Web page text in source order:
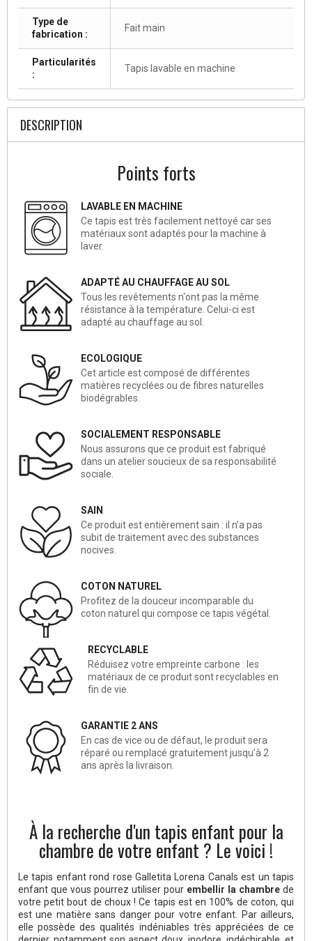
Type de
fabrication :
Fait main
Particularités
:
Tapis lavable en machine
DESCRIPTION
Points forts
LAVABLE EN MACHINE
Ce tapis est très facilement nettoyé car ses
matériaux sont adaptés pour la machine à
laver.
ADAPTÉ AU CHAUFFAGE AU SOL
Tous les revêtements n‘ont pas la même
résistance à la température. Celui-ci est
adapté au chauffage au sol.
ECOLOGIQUE
Cet article est composé de différentes
matières recyclées ou de fibres naturelles
biodégrables.
SOCIALEMENT RESPONSABLE
Nous assurons que ce produit est fabriqué
dans un atelier soucieux de sa responsabilité
sociale.
SAIN
Ce produit est entièrement sain : il n'a pas
subit de traitement avec des substances
nocives.
COTON NATUREL
Profitez de la douceur incomparable du
coton naturel qui compose ce tapis végétal.
RECYCLABLE
Réduisez votre empreinte carbone : les
matériaux de ce produit sont recyclables en
fin de vie.
GARANTIE 2 ANS
En cas de vice ou de défaut, le produit sera
réparé ou remplacé gratuitement jusqu’à 2
ans après la livraison.
À la recherche d'un tapis enfant pour la
chambre de votre enfant ? Le voici !
Le tapis enfant rond rose Galletita Lorena Canals est un tapis
enfant que vous pourrez utiliser pour embellir la chambre de
votre petit bout de choux ! Ce tapis est en 100% de coton, qui
est une matière sans danger pour votre enfant. Par ailleurs,
elle possède des qualités indéniables très appréciées de ce